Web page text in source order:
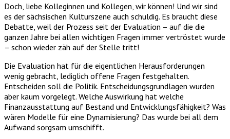
Doch, liebe Kolleginnen und Kollegen, wir können! Und wir sind
es der sächsischen Kulturszene auch schuldig. Es braucht diese
Debatte, weil der Prozess seit der Evaluation – auf die die
ganzen Jahre bei allen wichtigen Fragen immer vertröstet wurde
– schon wieder zäh auf der Stelle tritt!
Die Evaluation hat für die eigentlichen Herausforderungen
wenig gebracht, lediglich offene Fragen festgehalten.
Entscheiden soll die Politik. Entscheidungsgrundlagen wurden
aber kaum vorgelegt. Welche Auswirkung hat welche
Finanzausstattung auf Bestand und Entwicklungsfähigkeit? Was
wären Modelle für eine Dynamisierung? Das wurde bei all dem
Aufwand sorgsam umschifft.